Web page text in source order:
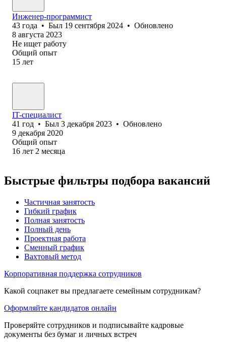
Инженер-программист
43 года • Был 19 сентября 2024 • Обновлено
8 августа 2023
Не ищет работу
Общий опыт
15 лет
IT-специалист
41 год • Был 3 декабря 2023 • Обновлено
9 декабря 2020
Общий опыт
16 лет 2 месяца
Быстрые фильтры подбора вакансий
Частичная занятость
Гибкий график
Полная занятость
Полный день
Проектная работа
Сменный график
Вахтовый метод
Корпоративная поддержка сотрудников
Какой соцпакет вы предлагаете семейным сотрудникам?
Оформляйте кандидатов онлайн
Проверяйте сотрудников и подписывайте кадровые
документы без бумаг и личных встреч